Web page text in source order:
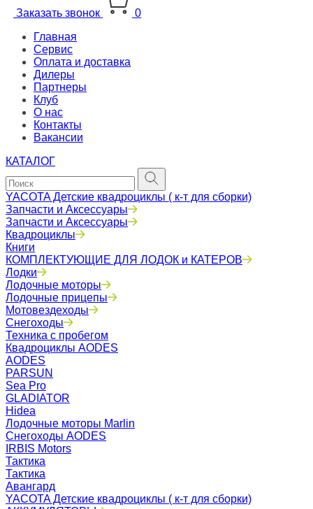
Заказать звонок
0
Главная
Сервис
Оплата и доставка
Дилеры
Партнеры
Клуб
О нас
Контакты
Вакансии
КАТАЛОГ
YACOTA Детские квадроциклы ( к-т для сборки)
Запчасти и Аксессуары
Запчасти и Аксессуары
Квадроциклы
Книги
КОМПЛЕКТУЮЩИЕ ДЛЯ ЛОДОК и КАТЕРОВ
Лодки
Лодочные моторы
Лодочные прицепы
Мотовездеходы
Снегоходы
Техника с пробегом
Квадроциклы AODES
AODES
PARSUN
Sea Pro
GLADIATOR
Hidea
Лодочные моторы Marlin
Снегоходы AODES
IRBIS Motors
Тактика
Тактика
Авангард
YACOTA Детские квадроциклы ( к-т для сборки)